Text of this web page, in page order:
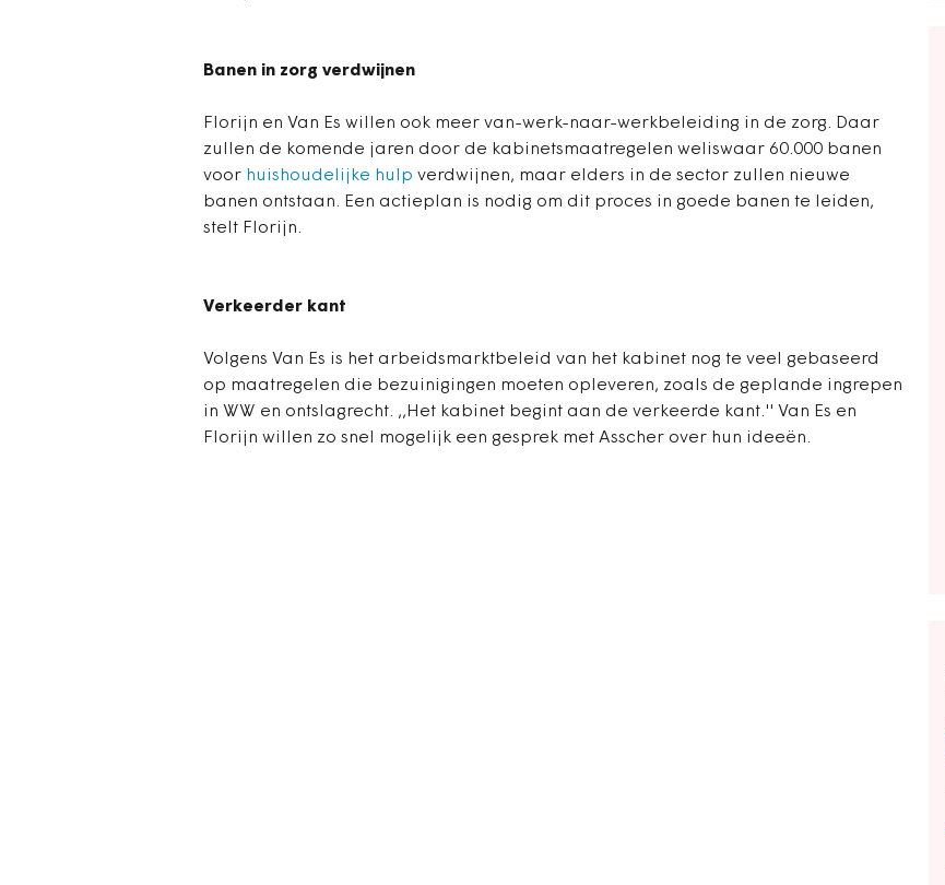
Banen in zorg verdwijnen
Florijn en Van Es willen ook meer van-werk-naar-werkbeleiding in de zorg. Daar
zullen de komende jaren door de kabinetsmaatregelen weliswaar 60.000 banen
voor huishoudelijke hulp verdwijnen, maar elders in de sector zullen nieuwe
banen ontstaan. Een actieplan is nodig om dit proces in goede banen te leiden,
stelt Florijn.
Verkeerder kant
Volgens Van Es is het arbeidsmarktbeleid van het kabinet nog te veel gebaseerd
op maatregelen die bezuinigingen moeten opleveren, zoals de geplande ingrepen
in WW en ontslagrecht. ,,Het kabinet begint aan de verkeerde kant.'' Van Es en
Florijn willen zo snel mogelijk een gesprek met Asscher over hun ideeën.